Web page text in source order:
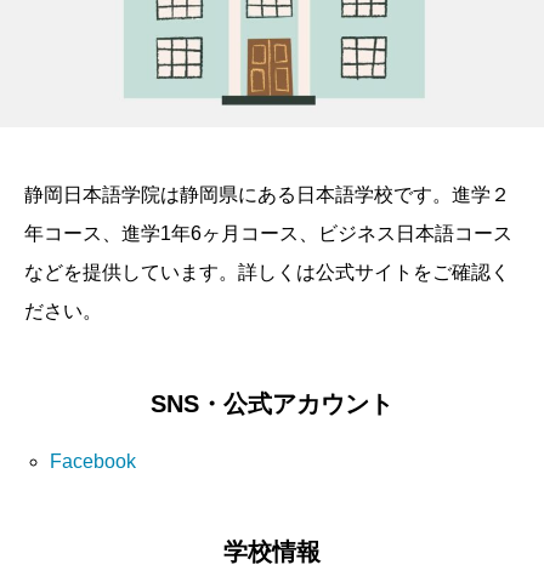
静岡日本語学院は静岡県にある日本語学校です。進学２
年コース、進学1年6ヶ月コース、ビジネス日本語コース
などを提供しています。詳しくは公式サイトをご確認く
ださい。
SNS・公式アカウント
Facebook
学校情報